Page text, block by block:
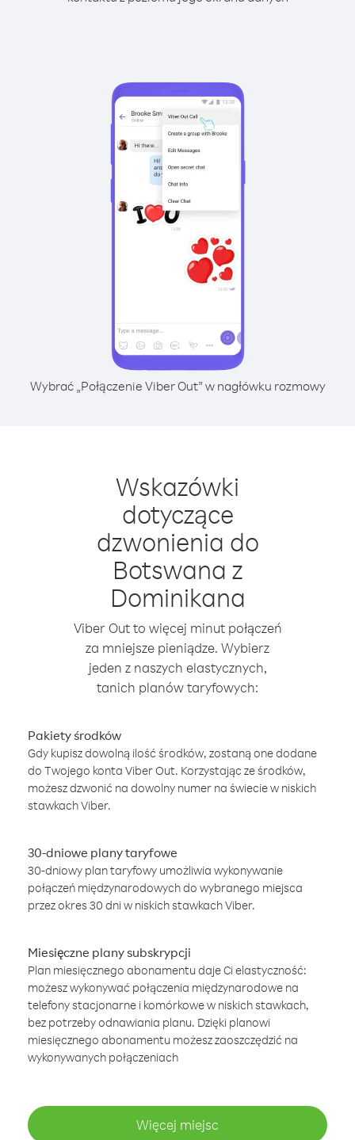
Wybrać „Połączenie Viber Out” w nagłówku rozmowy
Wskazówki
dotyczące
dzwonienia do
Botswana z
Dominikana
Viber Out to więcej minut połączeń
za mniejsze pieniądze. Wybierz
jeden z naszych elastycznych,
tanich planów taryfowych:
Pakiety środków
Gdy kupisz dowolną ilość środków, zostaną one dodane
do Twojego konta Viber Out. Korzystając ze środków,
możesz dzwonić na dowolny numer na świecie w niskich
stawkach Viber.
30-dniowe plany taryfowe
30-dniowy plan taryfowy umożliwia wykonywanie
połączeń międzynarodowych do wybranego miejsca
przez okres 30 dni w niskich stawkach Viber.
Miesięczne plany subskrypcji
Plan miesięcznego abonamentu daje Ci elastyczność:
możesz wykonywać połączenia międzynarodowe na
telefony stacjonarne i komórkowe w niskich stawkach,
bez potrzeby odnawiania planu. Dzięki planowi
miesięcznego abonamentu możesz zaoszczędzić na
wykonywanych połączeniach
Więcej miejsc